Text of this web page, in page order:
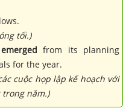
tối.)
emerged from its planning
for the year.
cuộc họp lập kế hoạch với
trong năm.)